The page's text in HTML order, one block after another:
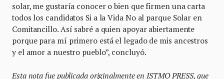
solar, me gustaría conocer o bien que firmen una carta
todos los candidatos Si a la Vida No al parque Solar en
Comitancillo. Así sabré a quien apoyar abiertamente
porque para mí primero está el legado de mis ancestros
y el amor a nuestro pueblo”, concluyó.
Esta nota fue publicada originalmente en ISTMO PRESS, que